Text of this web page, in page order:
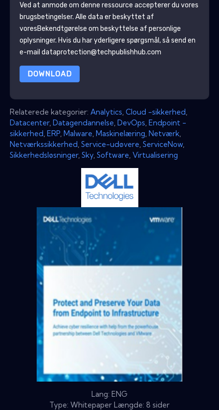
Ved at anmode om denne ressource accepterer du vores
brugsbetingelser. Alle data er beskyttet af
voresBekendtgørelse om beskyttelse af personlige
oplysninger. Hvis du har yderligere spørgsmål, så send en
e-mail dataprotection@techpublishhub.com
DOWNLOAD
Relaterede kategorier: Analytics Cloud -sikkerhed
Datacenter, Datagendannelse DevOps Endpoint -
sikkerhed ERP Malware Maskinelæring Netværk
Netværkssikkerhed Service-udøvere ServiceNow
Sikkerhedsløsninger, Sky Software Virtualisering
Lang: ENG
Type: Whitepaper Længde: 8 sider